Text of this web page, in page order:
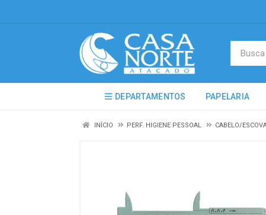
DEPARTAMENTOS PAPELARIA
INÍCIO PERF. HIGIENE PESSOAL CABELO/